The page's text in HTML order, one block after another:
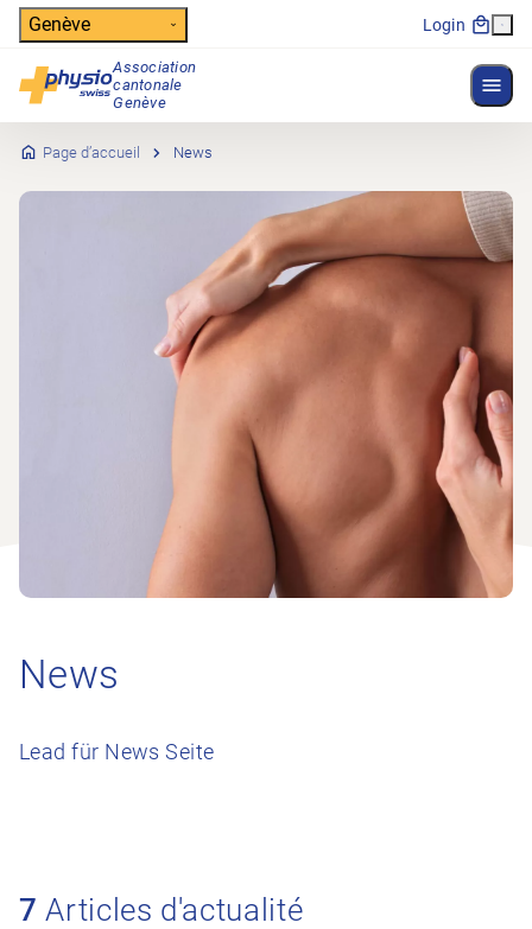
Header
Genève Login
Association
cantonale
Genève
Navigation principale
Page d’accueil News
News
Lead für News Seite
7Articles d'actualité